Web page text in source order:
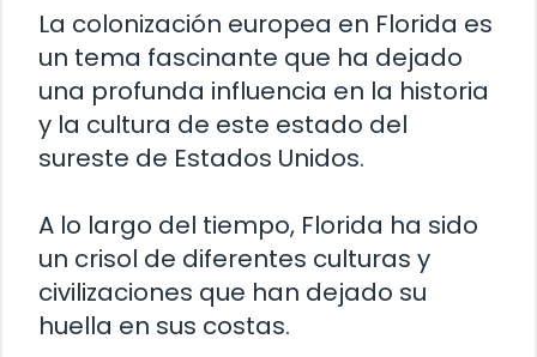
La colonización europea en Florida es
un tema fascinante que ha dejado
una profunda influencia en la historia
y la cultura de este estado del
sureste de Estados Unidos.
A lo largo del tiempo, Florida ha sido
un crisol de diferentes culturas y
civilizaciones que han dejado su
huella en sus costas.